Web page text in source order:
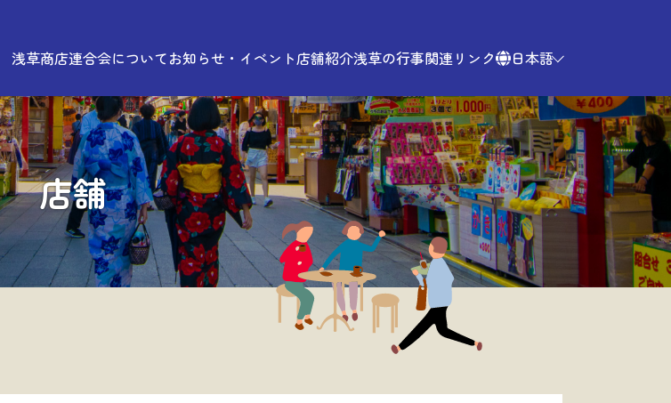
浅草商店連合会についてお知らせ・イベント店舗紹介浅草の行事関連リンク 日本語
店舗